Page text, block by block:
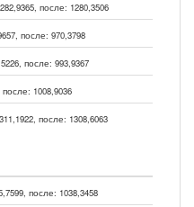
после: 1280,3506
после: 970,3798
после: 993,9367
1008,9036
после: 1308,6063
после: 1038,3458